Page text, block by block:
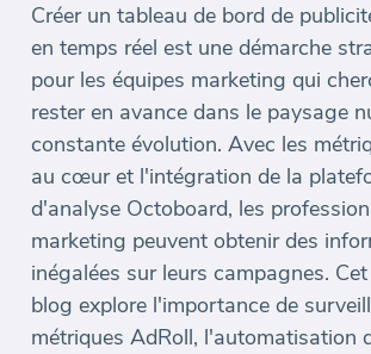
Créer un tableau de bord de
en temps réel est une démarche
pour les équipes marketing qui
rester en avance dans le paysage
constante évolution. Avec les
au cœur et l'intégration de la
d'analyse Octoboard, les
marketing peuvent obtenir des
inégalées sur leurs campagnes.
blog explore l'importance de
métriques AdRoll, l'automatisation